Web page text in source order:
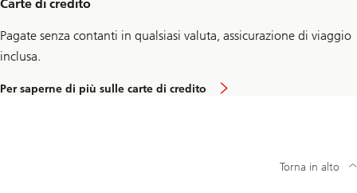
Carte di credito
Pagate senza contanti in qualsiasi valuta, assicurazione di viaggio
inclusa.
Per saperne di più sulle carte di credito
Torna in alto